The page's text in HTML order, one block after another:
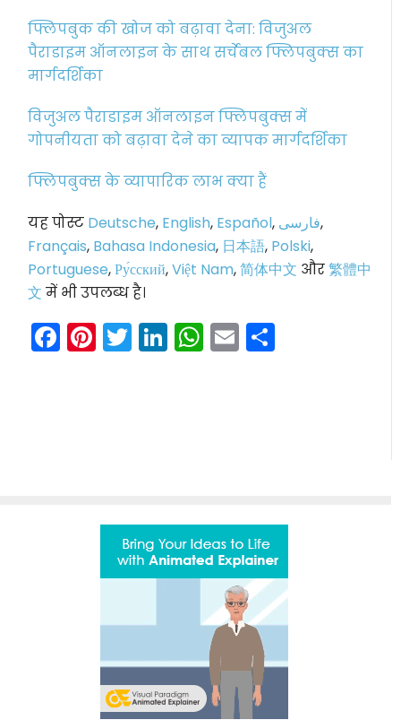
फ्लिपबुक की खोज को बढ़ावा देना: विजुअल
पैराडाइम ऑनलाइन के साथ सर्चेबल फ्लिपबुक्स का
मार्गदर्शिका
विजुअल पैराडाइम ऑनलाइन फ्लिपबुक्स में
गोपनीयता को बढ़ावा देने का व्यापक मार्गदर्शिका
फ्लिपबुक्स के व्यापारिक लाभ क्या हैं
यह पोस्ट Deutsche, English, Español, فارسی,
Français, Bahasa Indonesia, 日本語, Polski,
Portuguese,Ру́сский,Việt Nam,简体中文 और繁體中
文 में भी उपलब्ध है।
Facebook
Pinterest
Twitter
LinkedIn
WhatsApp
Email